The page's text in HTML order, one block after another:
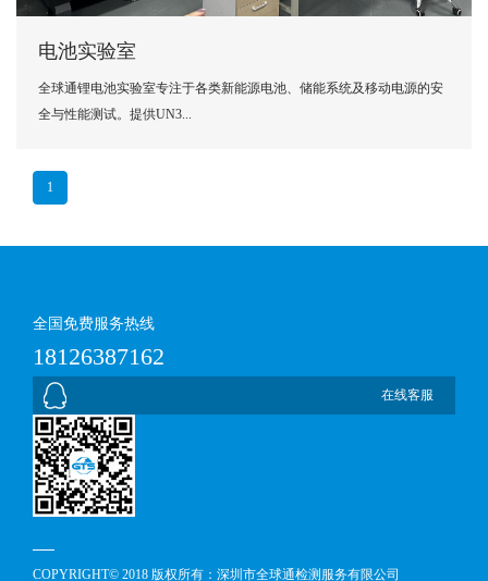
电池实验室
全球通锂电池实验室专注于各类新能源电池、储能系统及移动电源的安
全与性能测试。提供UN3...
1
全国免费服务热线
18126387162
在线客服
COPYRIGHT© 2018 版权所有：深圳市全球通检测服务有限公司